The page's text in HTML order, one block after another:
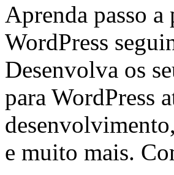
Aprenda passo
WordPress
Desenvolva os
para WordPress
e muito mais.